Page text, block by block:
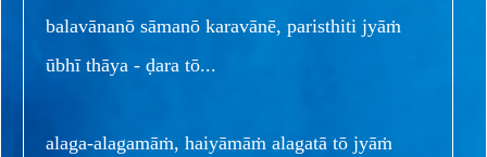
balavānanō sāmanō karavānē, paristhiti jyāṁ
ūbhī thāya - ḍara tō...
alaga-alagamāṁ, haiyāmāṁ alagatā tō jyāṁ